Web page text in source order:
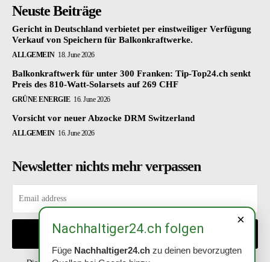
Neuste Beiträge
Gericht in Deutschland verbietet per einstweiliger Verfügung
Verkauf von Speichern für Balkonkraftwerke.
ALLGEMEIN 18. June 2026
Balkonkraftwerk für unter 300 Franken: Tip-Top24.ch senkt
Preis des 810-Watt-Solarsets auf 269 CHF
GRÜNE ENERGIE 16. June 2026
Vorsicht vor neuer Abzocke DRM Switzerland
ALLGEMEIN 16. June 2026
Newsletter nichts mehr verpassen
EINTRAGEN
×
Nachhaltiger24.ch folgen
Füge Nachhaltiger24.ch zu deinen bevorzugten